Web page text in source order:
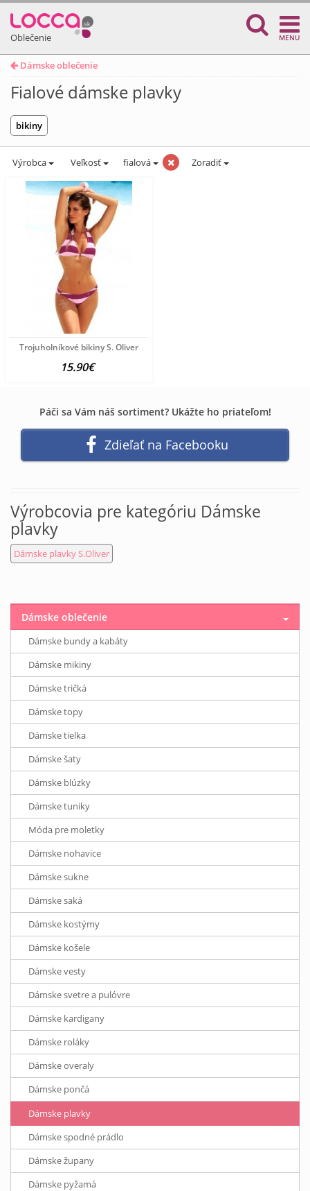
Oblečenie MENU
Dámske oblečenie
Fialové dámske plavky
bikiny
Výrobca Veľkosť fialová Zoradiť
Trojuholníkové bikiny S. Oliver
15.90€
Páči sa Vám náš sortiment? Ukážte ho priateľom!
Zdieľať na Facebooku
Výrobcovia pre kategóriu Dámske
plavky
Dámske plavky S.Oliver
Dámske oblečenie
Dámske bundy a kabáty
Dámske mikiny
Dámske tričká
Dámske topy
Dámske tielka
Dámske šaty
Dámske blúzky
Dámske tuniky
Móda pre moletky
Dámske nohavice
Dámske sukne
Dámske saká
Dámske kostýmy
Dámske košele
Dámske vesty
Dámske svetre a pulóvre
Dámske kardigany
Dámske roláky
Dámske overaly
Dámske pončá
Dámske plavky
Dámske spodné prádlo
Dámske župany
Dámske pyžamá